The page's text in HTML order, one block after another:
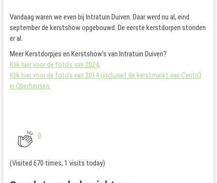
Vandaag waren we even bij Intratuin Duiven. Daar werd nu al, eind
september de kerstshow opgebouwd. De eerste kerstdorpen stonden
er al.
Meer Kerstdorpjes en Kerstshow’s van Intratuin Duiven?
Klik hier voor de foto’s van 2024.
Klik hier voor de foto’s van 2014 (inclusief de kerstmarkt van CentrO
in Oberhausen.
0
(Visited 670 times, 1 visits today)